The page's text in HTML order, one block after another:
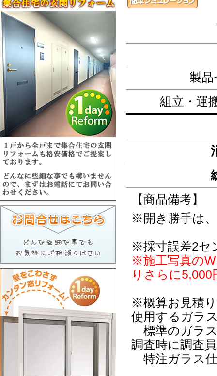
製
組立・運
【商品備考】
※開き勝手は
※採寸誤差2セ
※施工写真の
りさらに
※概算お見積
使用するガラ
標準のガラ
調査時に調査
特注ガラス